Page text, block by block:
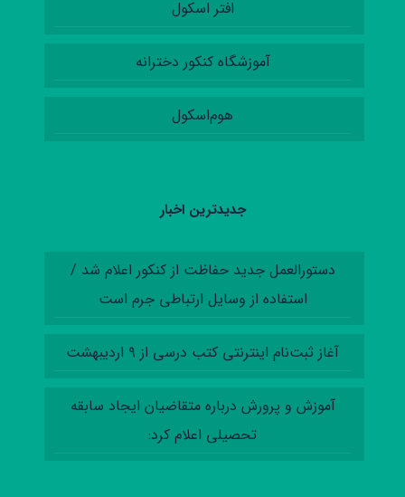
افتر اسکول
آموزشگاه کنکور دخترانه
هوم‌اسکول
جدیدترین اخبار
دستورالعمل‌ جدید حفاظت از کنکور اعلام شد /
استفاده از وسایل ارتباطی جرم است
آغاز ثبت‌نام اینترنتی کتب درسی از ۹ اردیبهشت
آموزش‌ و پرورش درباره متقاضیان ایجاد سابقه
تحصیلی اعلام کرد: